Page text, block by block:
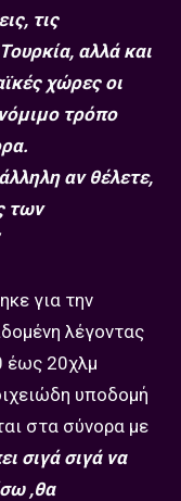
τις
αλλά και
χώρες οι
τρόπο
αν θέλετε,
των
για την
λέγοντας
έως 20χλμ
υποδομή
στα σύνορα με
σιγά σιγά να
,θα